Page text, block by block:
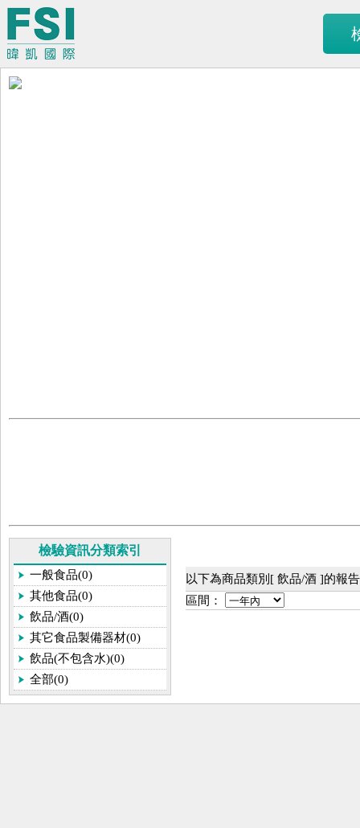
檢驗資訊分類索引
一般食品(0)
其他食品(0)
飲品/酒(0)
其它食品製備器材(0)
飲品(不包含水)(0)
全部(0)
以下為商品類別[ 飲品/酒 ]的報
區間：